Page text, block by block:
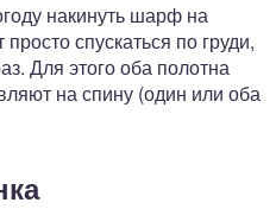
накинуть шарф на
спускаться по груди,
Для этого оба полотна
на спину (один или оба